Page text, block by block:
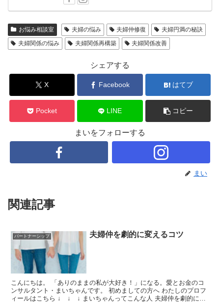
お悩み相談室 夫婦の悩み 夫婦仲修復
夫婦円満の秘訣
夫婦関係の悩み
夫婦関係再構築 夫婦関係改善
シェアする
X Facebook はてブ
Pocket LINE コピー
まいをフォローする
まい
関連記事
パートナーシップ 夫婦仲を劇的に変えるコツ
こんにちは。 「ありのままの私が大好き！」になる。愛とお金のコ
ンサルタント・まいちゃんです。 初めましての方へ わたしのプロフ
ィールはこちら ↓ ↓ ↓ まいちゃんってこんな人 夫婦仲を劇的に変